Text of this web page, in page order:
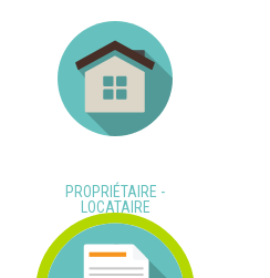
PROPRIÉTAIRE -
LOCATAIRE